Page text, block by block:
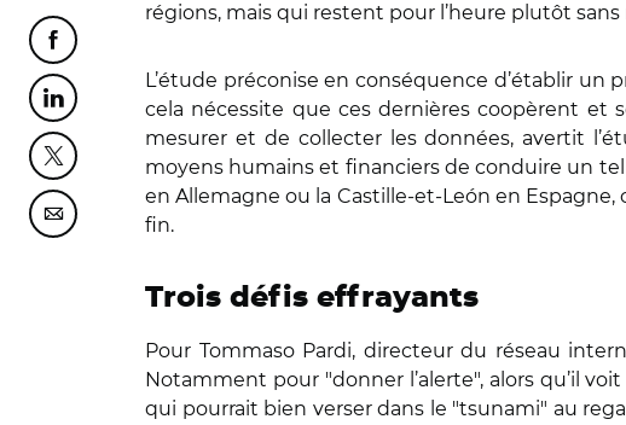
Partager cette page sur Facebook
Partager cette page sur Linkedin
Partager cette page sur Twitter
Partager cette page sur Courriel
régions, mais qui restent pour l’heure plutôt sans
L’étude préconise en conséquence d’établir
cela nécessite que ces dernières coopèrent et
mesurer et de collecter les données, avertit
moyens humains et financiers de conduire un
en Allemagne ou la Castille-et-León en
fin.
Trois défis effrayants
Pour Tommaso Pardi, directeur du réseau
Notamment pour "donner l’alerte", alors qu’il
qui pourrait bien verser dans le "tsunami" au